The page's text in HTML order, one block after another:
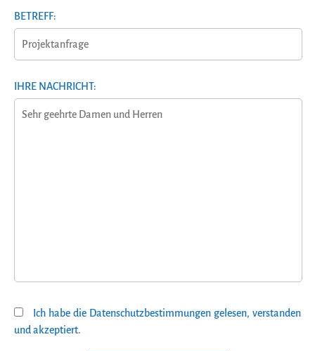
BETREFF:
IHRE NACHRICHT:
Ich habe die Datenschutzbestimmungen gelesen, verstanden
und akzeptiert.